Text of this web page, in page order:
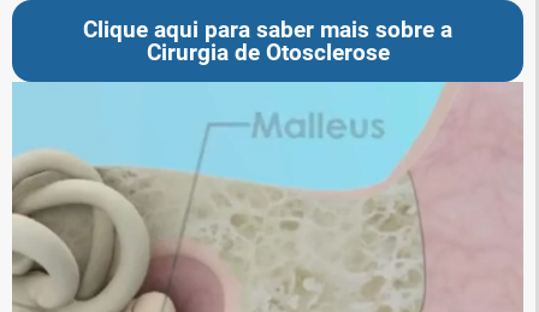
Clique aqui para saber mais sobre a
Cirurgia de Otosclerose